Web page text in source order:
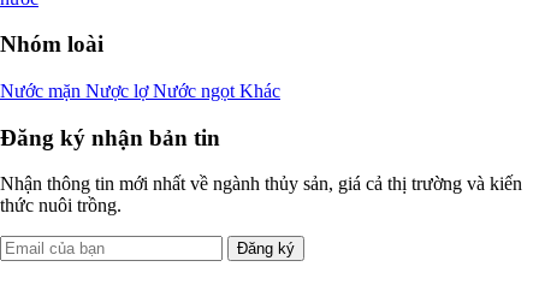
Nhóm loài
Nước mặn Nược lợNước ngọt Khác
Đăng ký nhận bản tin
Nhận thông tin mới nhất về ngành thủy sản, giá cả thị trường và kiến
thức nuôi trồng.
Đăng ký